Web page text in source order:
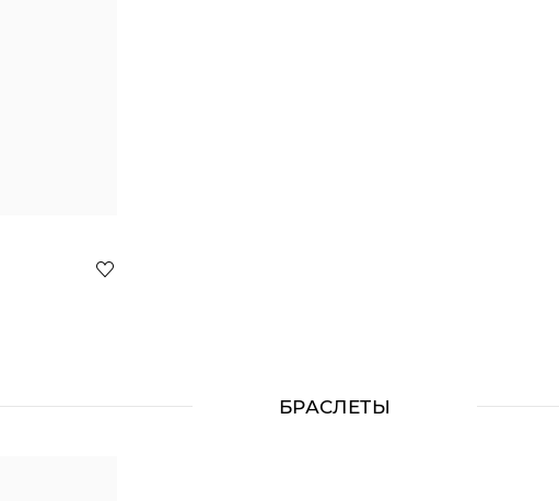
БРАСЛЕТЫ